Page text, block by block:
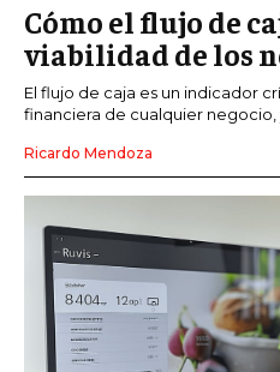
Cómo el flujo de
viabilidad de los
El flujo de caja es un indicador
financiera de cualquier negocio,
Ricardo Mendoza